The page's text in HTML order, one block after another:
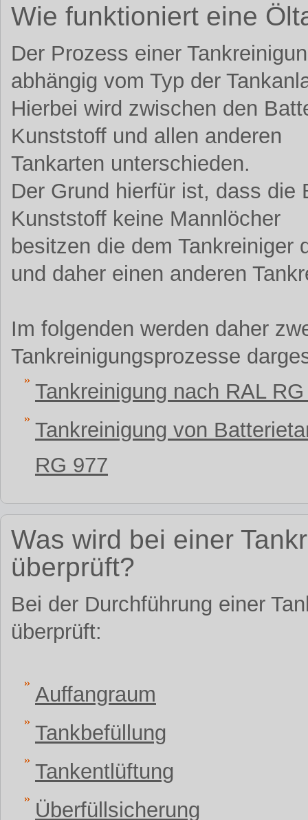
Wie funktioniert eine
Der Prozess einer
abhängig vom Typ der
Hierbei wird zwischen den
Kunststoff und allen anderen
Tankarten unterschieden.
Der Grund hierfür ist, dass die
Kunststoff keine Mannlöcher
besitzen die dem Tankreiniger
und daher einen anderen
Im folgenden werden daher
Tankreinigungsprozesse
Tankreinigung nach RAL
Tankreinigung von
RG 977
Was wird bei einer
überprüft?
Bei der Durchführung einer
überprüft:
Auffangraum
Tankbefüllung
Tankentlüftung
Überfüllsicherung